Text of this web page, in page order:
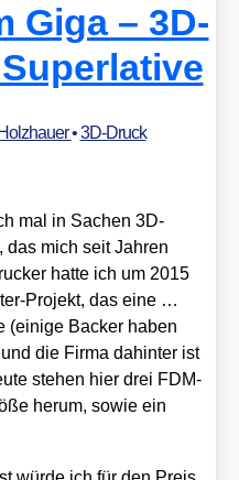
Giga – 3D-
•3D-Druck
mal in Sachen 3D-
das mich seit Jah­ren
hat­te ich um 2015
Pro­jekt, das eine …
(eini­ge Back­er haben
die Fir­ma dahin­ter ist
ste­hen hier drei FDM-
her­um, sowie ein